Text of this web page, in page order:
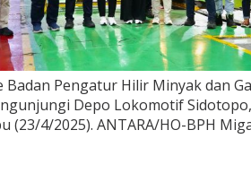
Badan Pengatur Hilir Minyak dan
Depo Lokomotif
(23/4/2025). ANTARA/HO-BPH